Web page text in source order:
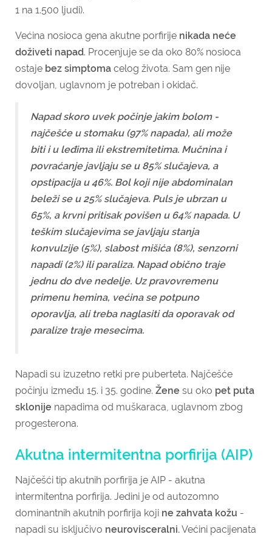
1 na 1.500 ljudi).
Većina nosioca gena akutne porfirije nikada neće
doživeti napad. Procenjuje se da oko 80% nosioca
ostaje bez simptoma celog života. Sam gen nije
dovoljan, uglavnom je potreban i okidač.
Napad skoro uvek počinje jakim bolom -
najčešće u stomaku (97% napada), ali može
biti i u leđima ili ekstremitetima. Mučnina i
povraćanje javljaju se u 85% slučajeva, a
opstipacija u 46%. Bol koji nije abdominalan
beleži se u 25% slučajeva. Puls je ubrzan u
65%, a krvni pritisak povišen u 64% napada. U
teškim slučajevima se javljaju stanja
konvulzije (5%), slabost mišića (8%), senzorni
napadi (2%) ili paraliza. Napad obično traje
jednu do dve nedelje. Uz pravovremenu
primenu hemina, većina se potpuno
oporavlja, ali treba naglasiti da oporavak od
paralize traje mesecima.
Napadi su izuzetno retki pre puberteta. Najčešće
počinju između 15. i 35. godine. Žene su oko pet puta
sklonije napadima od muškaraca, uglavnom zbog
progesterona.
Akutna intermitentna porfirija (AIP)
Najčešći tip akutnih porfirija je AIP - akutna
intermitentna porfirija. Jedini je od autozomno
dominantnih akutnih porfirija koji ne zahvata kožu -
napadi su isključivo neurovisceralni.Većini pacijenata